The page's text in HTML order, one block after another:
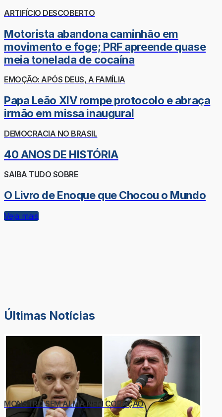
ARTIFÍCIO DESCOBERTO
Motorista abandona caminhão em
movimento e foge; PRF apreende quase
meia tonelada de cocaína
EMOÇÃO: APÓS DEUS, A FAMÍLIA
Papa Leão XIV rompe protocolo e abraça
irmão em missa inaugural
DEMOCRACIA NO BRASIL
40 ANOS DE HISTÓRIA
SAIBA TUDO SOBRE
O Livro de Enoque que Chocou o Mundo
Veja mais
Últimas Notícias
MONSTRO SEM ALMA NEM CORAÇÃO